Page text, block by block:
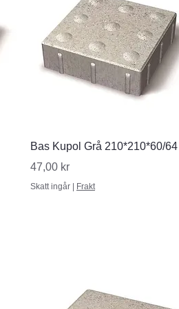
Snabbvisning
Bas Kupol Grå 210*210*60/64
Pris
47,00 kr
Skatt ingår | Frakt